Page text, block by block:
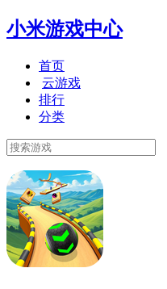
小米游戏中心
首页
云游戏
排行
分类